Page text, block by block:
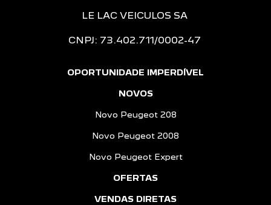
LE LAC VEICULOS SA
CNPJ: 73.402.711/0002-47
OPORTUNIDADE IMPERDÍVEL
NOVOS
Novo Peugeot 208
Novo Peugeot 2008
Novo Peugeot Expert
OFERTAS
VENDAS DIRETAS